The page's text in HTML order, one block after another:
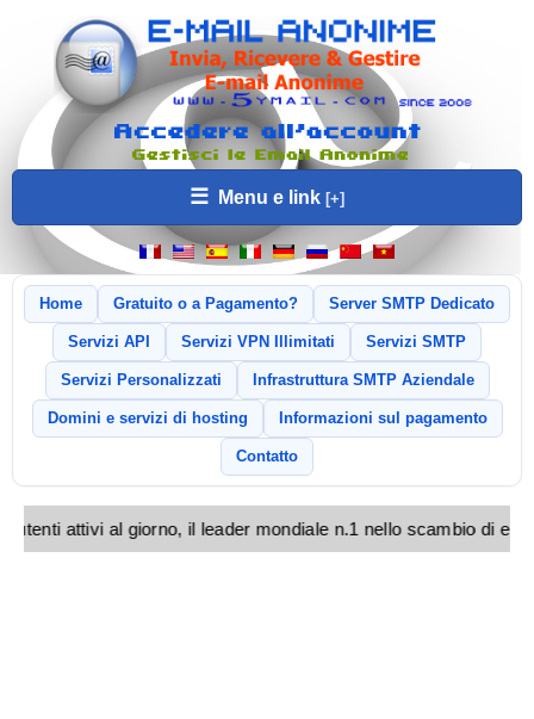
☰ Menu e link
Home Gratuito o a Pagamento? Server SMTP Dedicato
Servizi API Servizi VPN Illimitati Servizi SMTP
Servizi Personalizzati Infrastruttura SMTP Aziendale
Domini e servizi di hosting Informazioni sul pagamento
Contatto
utenti attivi al giorno, il leader mondiale n.1 nello scambio di